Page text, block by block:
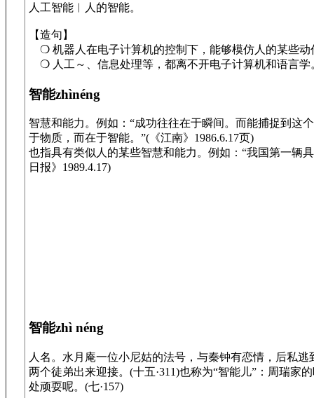
人工智能︱人的智能。
【造句】
❍ 机器人在电子计算机的控制下，能够模仿人的某些
❍ 人工～、信息处理等，都离不开电子计算机和语言学
智能zhìnéng
智慧和能力。例如：“成功往往在于瞬间。而能捕捉到这
于物质，而在于智能。”(《江南》1986.6.17页)
也指具有类似人的某些智慧和能力。例如：“我国第一辆
日报》1989.4.17)
智能zhì néng
人名。水月庵一位小尼姑的法号，与秦钟有恋情，后私
两个徒弟出来迎接。(十五·311)也称为“智能儿”：周瑞家
处顽耍呢。(七·157)